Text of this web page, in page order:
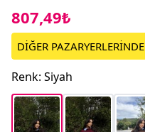
807,49₺
DİĞER PAZARYERLERİNDE
Renk: Siyah